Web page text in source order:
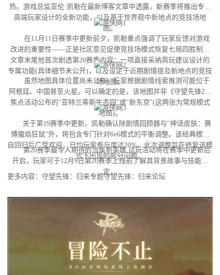
热。游戏总监亚伦·凯勒在最新博客文章中透露，新赛季将推出专为
高端玩家设计的全新功能，以及基于世界观中新地点的竞技场地
图。
在11月11日赛季中更新前夕，凯勒重点强调了玩家反馈对游戏
改进的重要性——正是社区意见促使竞技场模式恢复七局四胜制。
文章末尾他首次剧透第20赛季内容：一项直接采纳高玩建议设计的
专属功能(具体细节未公开)，以及设定于近期剧情提及新地点的竞技
场地图。
虽然地图具体位置尚未公布，玩家根据剧情线索推测可能位于
阿根廷、中国甚至火星。可以确定的是，该地图并非《守望先锋2》
焦点活动公布的"亚特兰蒂斯生态园"或"新东京"(这两张为常规模式
地图)。
关于第19赛季中更新，凯勒确认除剧情回顾器与"神话皮肤：赛
博魔焰狂鼠"外，将包含专门针对6v6模式的平衡调整。该经典模式
自回归后广受欢迎，日均玩家参与度达20%。此次调整旨在修复该模
式下出现的部分问题。
第20赛季最令人期待的当属新英雄,试玩活动将在赛季中更新后
开启，玩家可于12月9日第20赛季上线前了解其背景故事与技能设
定。
更多内容：守望先锋：归来专题守望先锋：归来论坛